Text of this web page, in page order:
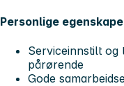
Personlige
Serviceinnstilt og
pårørende
Gode